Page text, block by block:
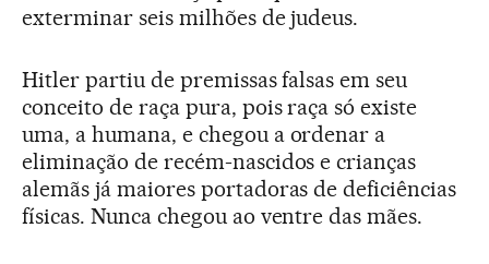
exterminar seis milhões de judeus.
Hitler partiu de premissas falsas em seu
conceito de raça pura, pois raça só existe
uma, a humana, e chegou a ordenar a
eliminação de recém-nascidos e crianças
alemãs já maiores portadoras de deficiências
físicas. Nunca chegou ao ventre das mães.